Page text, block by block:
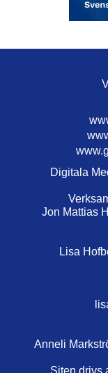
Digitala
Jon Mattias
Lisa
Anneli
Siten drivs